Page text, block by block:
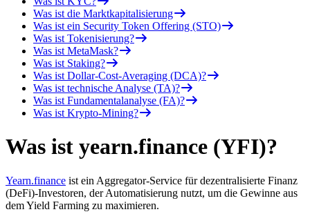
Was ist die Marktkapitalisierung
Was ist ein Security Token Offering (STO)
Was ist Tokenisierung?
Was ist MetaMask?
Was ist Staking?
Was ist Dollar-Cost-Averaging (DCA)?
Was ist technische Analyse (TA)?
Was ist Fundamentalanalyse (FA)?
Was ist Krypto-Mining?
Was ist yearn.finance (YFI)?
Yearn.finance ist ein Aggregator-Service für dezentralisierte Finanz
(DeFi)-Investoren, der Automatisierung nutzt, um die Gewinne aus
dem Yield Farming zu maximieren.